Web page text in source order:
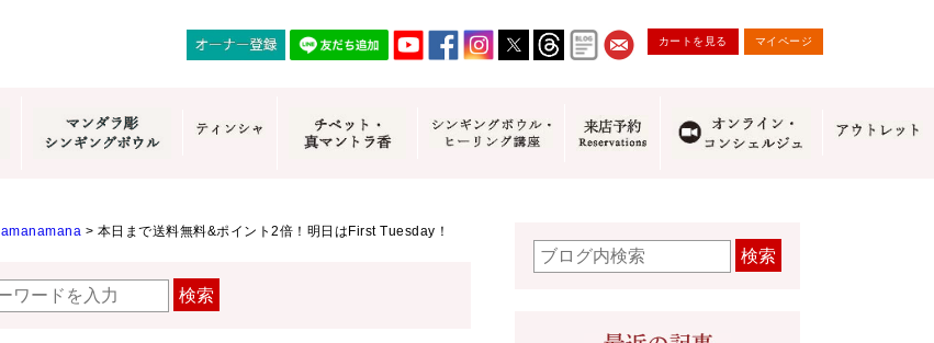
カートを見る マイページ
amanamana > 本日まで送料無料&ポイント2倍！明日はFirst Tuesday！
検索
検索